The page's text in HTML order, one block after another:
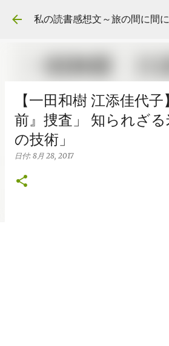
スキップしてメイン コン
私の読書感想文～旅の間に間に
【一田和樹 江添佳代
前』捜査」 知られざ
の技術」
日付: 8月 28, 2017